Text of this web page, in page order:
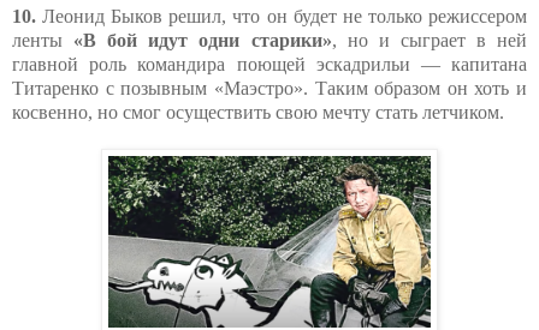
10. Леонид Быков решил, что он будет не только режиссером
ленты «В бой идут одни старики», но и сыграет в ней
главной роль командира поющей эскадрильи — капитана
Титаренко с позывным «Маэстро». Таким образом он хоть и
косвенно, но смог осуществить свою мечту стать летчиком.